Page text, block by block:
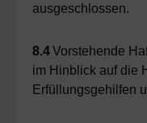
ausgeschlossen.
8.4Vorstehende
im Hinblick auf die
Erfüllungsgehilfen